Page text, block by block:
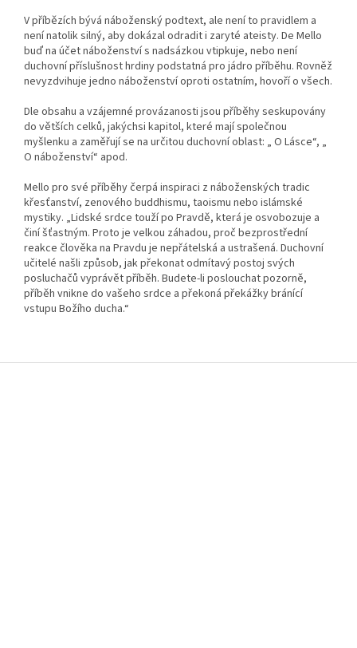
V příbězích bývá náboženský podtext, ale není to pravidlem a
není natolik silný, aby dokázal odradit i zaryté ateisty. De Mello
buď na účet náboženství s nadsázkou vtipkuje, nebo není
duchovní příslušnost hrdiny podstatná pro jádro příběhu. Rovněž
nevyzdvihuje jedno náboženství oproti ostatním, hovoří o všech.
Dle obsahu a vzájemné provázanosti jsou příběhy seskupovány
do větších celků, jakýchsi kapitol, které mají společnou
myšlenku a zaměřují se na určitou duchovní oblast: „ O Lásce“, „
O náboženství“ apod.
Mello pro své příběhy čerpá inspiraci z náboženských tradic
křesťanství, zenového buddhismu, taoismu nebo islámské
mystiky. „Lidské srdce touží po Pravdě, která je osvobozuje a
činí šťastným. Proto je velkou záhadou, proč bezprostřední
reakce člověka na Pravdu je nepřátelská a ustrašená. Duchovní
učitelé našli způsob, jak překonat odmítavý postoj svých
posluchačů vyprávět příběh. Budete-li poslouchat pozorně,
příběh vnikne do vašeho srdce a překoná překážky bránící
vstupu Božího ducha.“